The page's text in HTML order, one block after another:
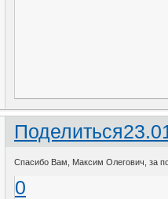
Поделиться
Спасибо Вам, Максим Олегович, за
0